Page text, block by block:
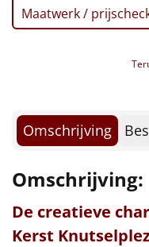
Wake up light
NIEUW
Slowcooker POPULAIR
Noodradio NIEUW
Deken (fleece plaid)
Maatwerk /
Omschrijving
Omschrijving:
De creatieve
Kerst